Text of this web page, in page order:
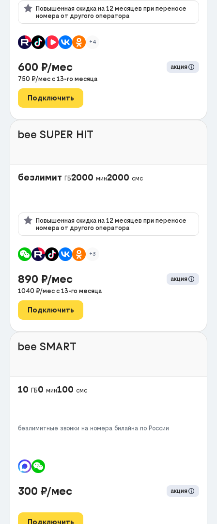
Повышенная скидка на 12 месяцев при переносе
номера от другого оператора
+4
600 ₽/мес
акция
750 ₽/мес с 13-го месяца
Подключить
bee SUPER HIT
безлимит ГБ2000 мин2000 смс
Повышенная скидка на 12 месяцев при переносе
номера от другого оператора
+3
890 ₽/мес
акция
1040 ₽/мес с 13-го месяца
Подключить
bee SMART
10 ГБ0 мин100 смс
безлимитные звонки на номера билайна по России
300 ₽/мес акция
Подключить